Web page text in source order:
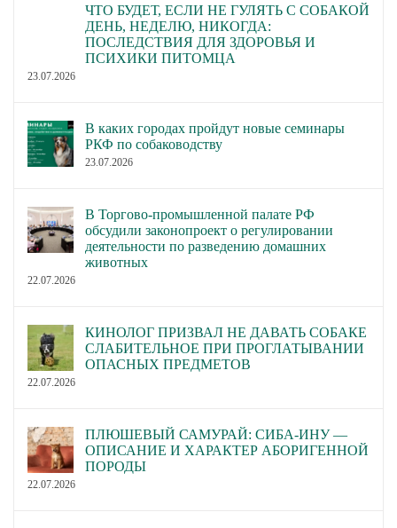
ЧТО БУДЕТ, ЕСЛИ НЕ ГУЛЯТЬ С СОБАКОЙ
ДЕНЬ, НЕДЕЛЮ, НИКОГДА:
ПОСЛЕДСТВИЯ ДЛЯ ЗДОРОВЬЯ И
ПСИХИКИ ПИТОМЦА
23.07.2026
В каких городах пройдут новые семинары
РКФ по собаководству
23.07.2026
В Торгово-промышленной палате РФ
обсудили законопроект о регулировании
деятельности по разведению домашних
животных
22.07.2026
КИНОЛОГ ПРИЗВАЛ НЕ ДАВАТЬ СОБАКЕ
СЛАБИТЕЛЬНОЕ ПРИ ПРОГЛАТЫВАНИИ
ОПАСНЫХ ПРЕДМЕТОВ
22.07.2026
ПЛЮШЕВЫЙ САМУРАЙ: СИБА-ИНУ —
ОПИСАНИЕ И ХАРАКТЕР АБОРИГЕННОЙ
ПОРОДЫ
22.07.2026